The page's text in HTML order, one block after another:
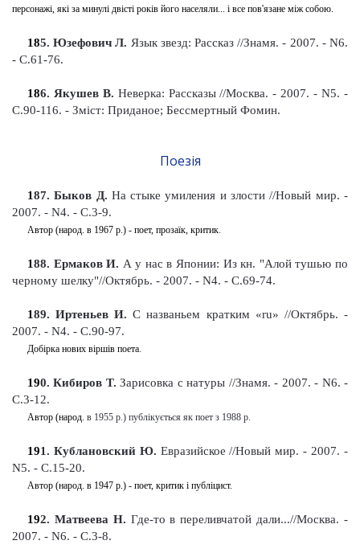
персонажі, які за минулі двісті років його населяли... і все пов'язане між собою.
185. Юзефович Л. Язык звезд: Рассказ //Знамя. - 2007. - N6.
- С.61-76.
186. Якушев В. Неверка: Рассказы //Москва. - 2007. - N5. -
С.90-116. - Зміст: Приданое; Бессмертный Фомин.
Поезія
187. Быков Д. На стыке умиления и злости //Новый мир. -
2007. - N4. - С.3-9.
Автор (народ. в 1967 р.) - поет, прозаїк, критик.
188. Ермаков И. А у нас в Японии: Из кн. "Алой тушью по
черному шелку"//Октябрь. - 2007. - N4. - С.69-74.
189. Иртеньев И. С названьем кратким «ru» //Октябрь. -
2007. - N4. - С.90-97.
Добірка нових віршів поета.
190. Кибиров Т. Зарисовка с натуры //Знамя.- 2007. - N6. -
С.3-12.
Автор (народ. в 1955 р.) публікується як поет з 1988 р.
191. Кублановский Ю. Евразийское //Новый мир. - 2007. -
N5. - С.15-20.
Автор (народ. в 1947 р.) - поет, критик і публіцист.
192. Матвеева Н. Где-то в переливчатой дали...//Москва. -
2007. - N6. - С.3-8.